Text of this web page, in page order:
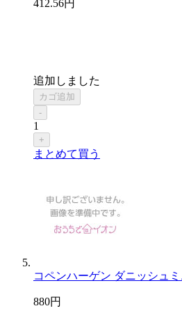
412.56円
追加しました
カゴ追加
-
1
+
まとめて買う
コペンハーゲン ダニッシュ
880円